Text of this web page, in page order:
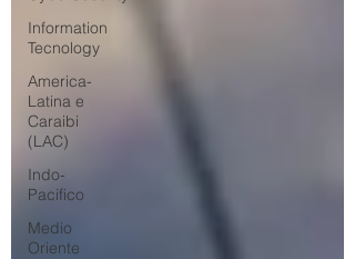
Information
Tecnology
America-
Latina e
Caraibi
(LAC)
Indo-
Pacifico
Medio
Oriente